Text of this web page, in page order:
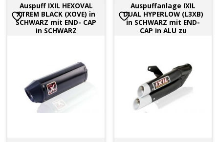
Auspuff IXIL HEXOVAL
XTREM BLACK (XOVE) in
SCHWARZ mit END- CAP
in SCHWARZ
Auspuffanlage IXIL
DUAL HYPERLOW (L3XB)
in SCHWARZ mit END-
CAP in ALU zu